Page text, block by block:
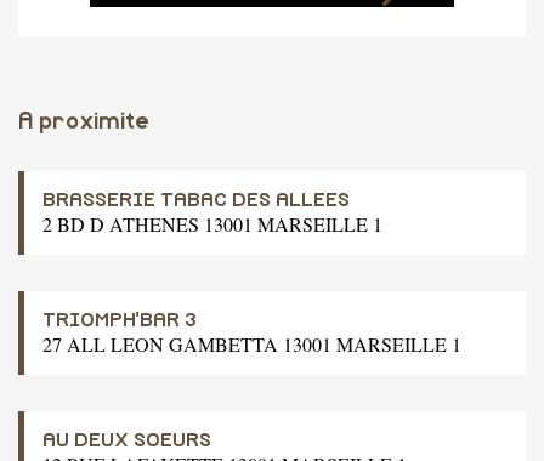
A proximite
BRASSERIE TABAC DES ALLEES
2 BD D ATHENES 13001 MARSEILLE 1
TRIOMPH'BAR 3
27 ALL LEON GAMBETTA 13001 MARSEILLE 1
AU DEUX SOEURS